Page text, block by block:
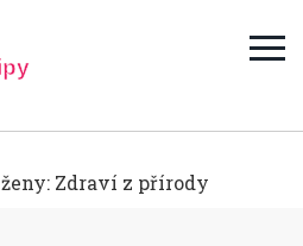
Zdraví z přírody